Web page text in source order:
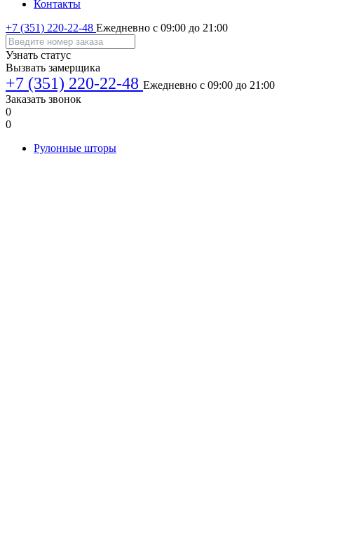
Контакты
+7 (351) 220-22-48 Ежедневно с 09:00 до 21:00
Узнать статус
Вызвать замерщика
+7 (351) 220-22-48 Ежедневно с 09:00 до 21:00
Заказать звонок
0
0
Рулонные шторы